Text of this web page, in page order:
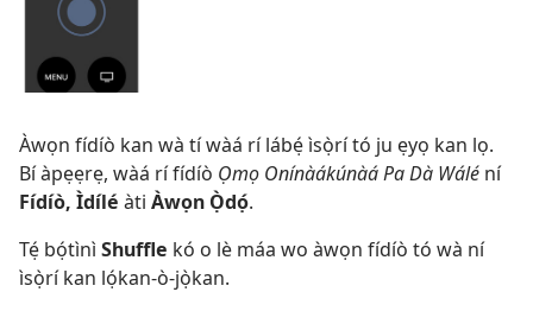
Àwọn fídíò kan wà tí wàá rí lábẹ́ ìsọ̀rí tó ju ẹyọ kan lọ.
Bí àpẹẹrẹ, wàá rí fídíò Ọmọ Onínàákúnàá Pa Dà Wálé ní
Fídíò, Ìdílé àti Àwọn Ọ̀dọ́.
Tẹ́ bọ́tìnì Shuffle kó o lè máa wo àwọn fídíò tó wà ní
ìsọ̀rí kan lọ́kan-ò-jọ̀kan.